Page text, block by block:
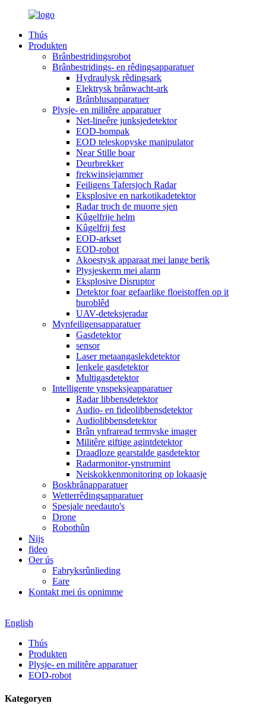
Thús
Produkten
Brânbestridingsrobot
Brânbestridings- en rêdingsapparatuer
Hydraulysk rêdingsark
Elektrysk brânwacht-ark
Brânblusapparatuer
Plysje- en militêre apparatuer
Net-lineêre junksjedetektor
EOD-bompak
EOD teleskopyske manipulator
Near Stille boar
Deurbrekker
frekwinsjejammer
Feiligens Tafersjoch Radar
Eksplosive en narkotikadetektor
Radar troch de muorre sjen
Kûgelfrije helm
Kûgelfrij fest
EOD-arkset
EOD-robot
Akoestysk apparaat mei lange berik
Plysjeskerm mei alarm
Eksplosive Disruptor
Detektor foar gefaarlike floeistoffen op it
buroblêd
UAV-deteksjeradar
Mynfeiligensapparatuer
Gasdetektor
sensor
Laser metaangaslekdetektor
Ienkele gasdetektor
Multigasdetektor
Intelligente ynspeksjeapparatuer
Radar libbensdetektor
Audio- en fideolibbensdetektor
Audiolibbensdetektor
Brân ynfraread termyske imager
Militêre giftige agintdetektor
Draadloze gearstalde gasdetektor
Radarmonitor-ynstrumint
Neiskokkenmonitoring op lokaasje
Boskbrânapparatuer
Wetterrêdingsapparatuer
Spesjale needauto's
Drone
Robothûn
Nijs
fideo
Oer ús
Fabryksrûnlieding
Eare
Kontakt mei ús opnimme
English
Thús
Produkten
Plysje- en militêre apparatuer
EOD-robot
Kategoryen